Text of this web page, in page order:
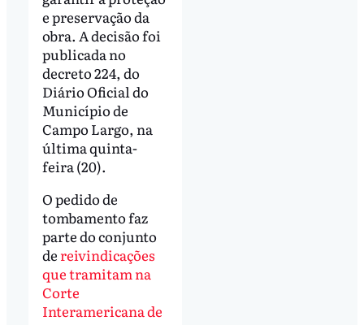
e preservação da
obra. A decisão foi
publicada no
decreto 224, do
Diário Oficial do
Município de
Campo Largo, na
última quinta-
feira (20).
O pedido de
tombamento faz
parte do conjunto
de reivindicações
que tramitam na
Corte
Interamericana de